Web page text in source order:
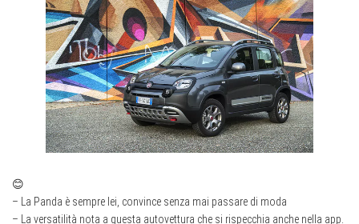
😊
– La Panda è sempre lei, convince senza mai passare di moda
– La versatilità nota a questa autovettura che si rispecchia anche nella app.